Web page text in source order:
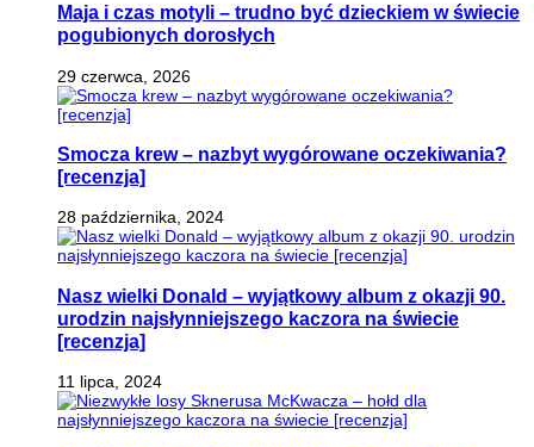
Maja i czas motyli – trudno być dzieckiem w świecie
pogubionych dorosłych
29 czerwca, 2026
Smocza krew – nazbyt wygórowane oczekiwania?
[recenzja]
28 października, 2024
Nasz wielki Donald – wyjątkowy album z okazji 90.
urodzin najsłynniejszego kaczora na świecie
[recenzja]
11 lipca, 2024